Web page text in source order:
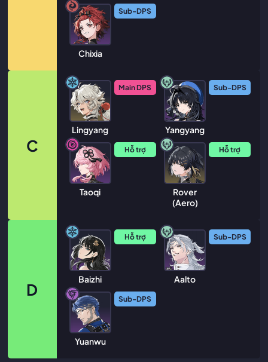
Chixia
Sub-DPS
C
Lingyang
Main DPS
Yangyang
Sub-DPS
Taoqi
Hỗ trợ
Rover
(Aero)
Hỗ trợ
D
Baizhi
Hỗ trợ
Aalto
Sub-DPS
Yuanwu
Sub-DPS